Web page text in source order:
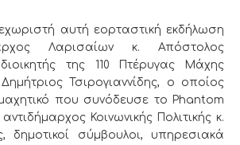
αυτή εορταστική εκδήλωση
Λαρισαίων κ. Απόστολος
της 110 Πτέρυγας Μάχης
Τσιρογιαννίδης, ο οποίος
που συνόδευσε το Phantom
Κοινωνικής Πολιτικής κ.
δημοτικοί σύμβουλοι, υπηρεσιακά